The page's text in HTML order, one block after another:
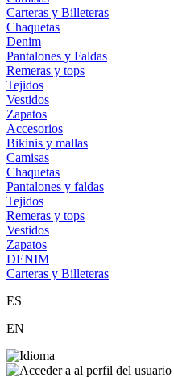
Carteras y Billeteras
Chaquetas
Denim
Pantalones y Faldas
Remeras y tops
Tejidos
Vestidos
Zapatos
Accesorios
Bikinis y mallas
Camisas
Chaquetas
Pantalones y faldas
Tejidos
Remeras y tops
Vestidos
Zapatos
DENIM
Carteras y Billeteras
ES
EN